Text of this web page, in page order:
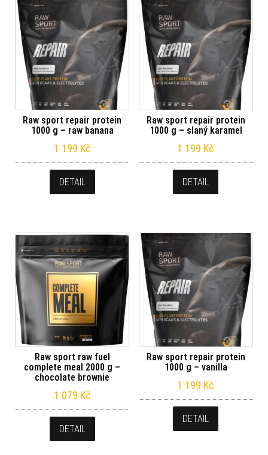
Raw sport repair protein
1000 g – raw banana
1 199 Kč
DETAIL
Raw sport repair protein
1000 g – slaný karamel
1 199 Kč
DETAIL
Raw sport raw fuel
complete meal 2000 g –
chocolate brownie
1 079 Kč
DETAIL
Raw sport repair protein
1000 g – vanilla
1 199 Kč
DETAIL